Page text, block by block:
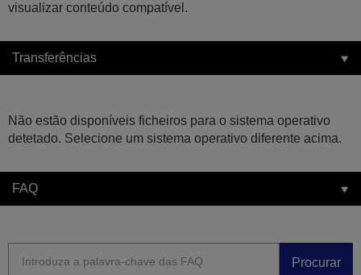
visualizar conteúdo compatível.
Transferências
Não estão disponíveis ficheiros para o sistema operativo
detetado. Selecione um sistema operativo diferente acima.
FAQ
Procurar